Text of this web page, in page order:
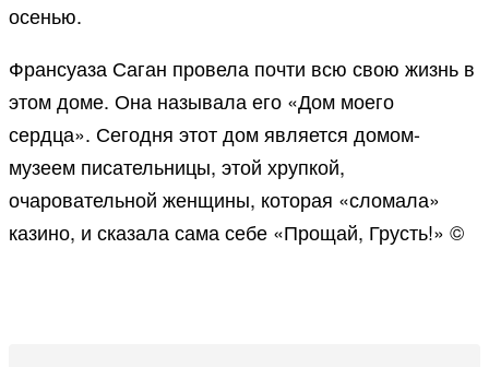
осенью.
Франсуаза Саган провела почти всю свою жизнь в
этом доме. Она называла его «Дом моего
сердца». Сегодня этот дом является домом-
музеем писательницы, этой хрупкой,
очаровательной женщины, которая «сломала»
казино, и сказала сама себе «Прощай, Грусть!» ©